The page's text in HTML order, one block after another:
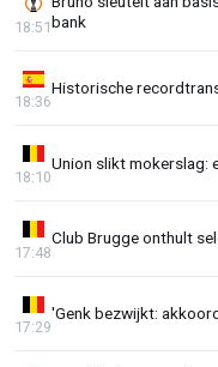
bank
18:51
Historische
18:36
Union slikt mokerslag:
18:10
Club Brugge onthult
17:48
'Genk bezwijkt:
17:29